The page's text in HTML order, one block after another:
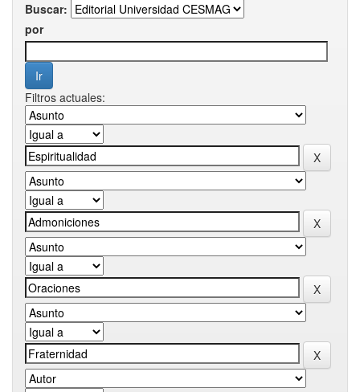
Buscar:
por
Filtros actuales: